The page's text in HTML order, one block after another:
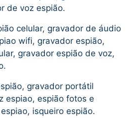
de voz espião.
celular, gravador de áudio
wifi, gravador espião,
gravador espião de voz,
gravador portátil
espiao, espião fotos e
isqueiro espião.